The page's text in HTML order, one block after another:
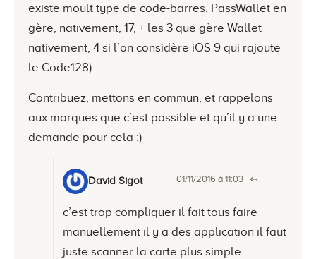
existe moult type de code-barres, PassWallet en
gère, nativement, 17, + les 3 que gère Wallet
nativement, 4 si l’on considère iOS 9 qui rajoute
le Code128)
Contribuez, mettons en commun, et rappelons
aux marques que c’est possible et qu’il y a une
demande pour cela :)
David Sigot 01/11/2016 à 11:03
c’est trop compliquer il fait tous faire
manuellement il y a des application il faut
juste scanner la carte plus simple